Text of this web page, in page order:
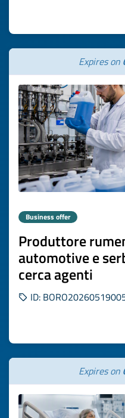
Expires on
Business offer
Produttore
automotive e
cerca agenti
ID:
Expires on